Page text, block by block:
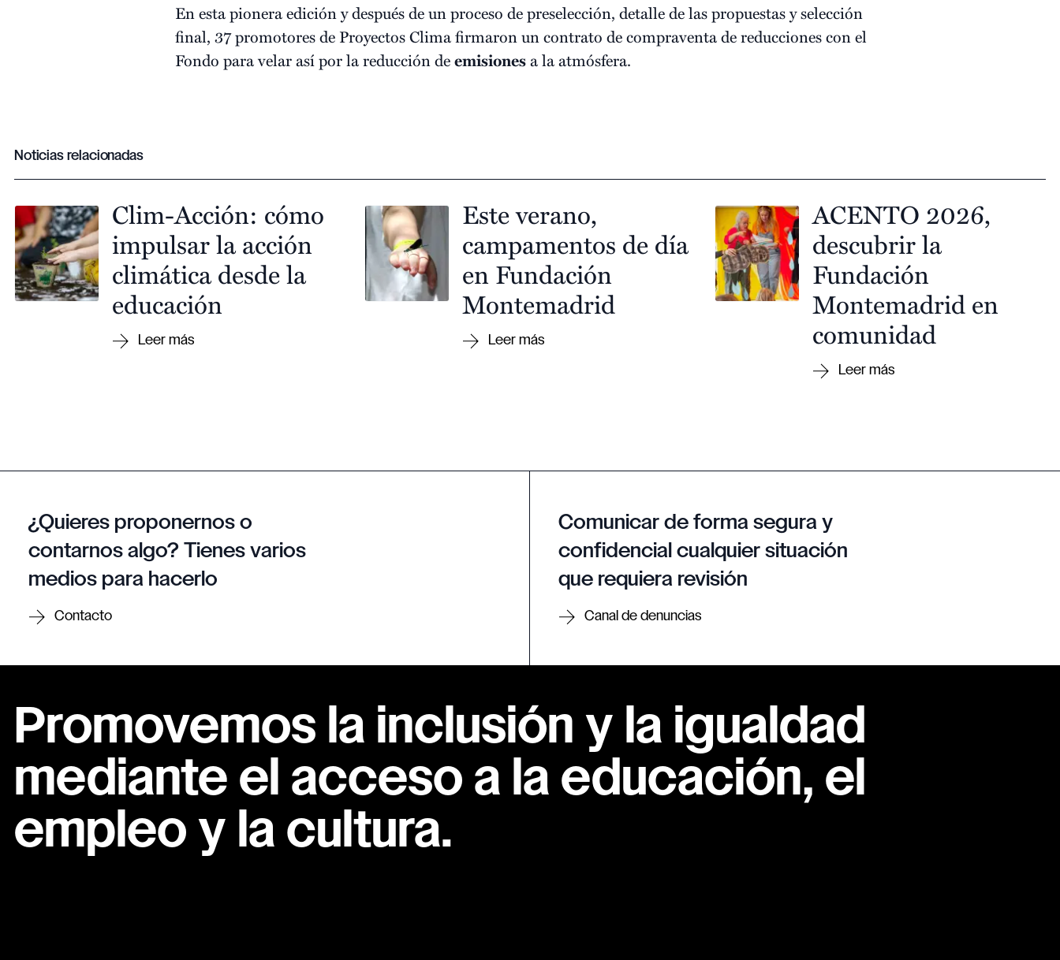
En esta pionera edición y después de un proceso de preselección, detalle de las propuestas y selección
final, 37 promotores de Proyectos Clima firmaron un contrato de compraventa de reducciones con el
Fondo para velar así por la reducción deemisionesa la atmósfera.
Noticias relacionadas
Clim-Acción: cómo
impulsar la acción
climática desde la
educación
Este verano,
campamentos de día
en Fundación
Montemadrid
ACENTO 2026,
descubrir la
Fundación
Montemadrid en
comunidad
¿Quieres proponernos o
contarnos algo? Tienes varios
medios para hacerlo
Contacto
Comunicar de forma segura y
confidencial cualquier situación
que requiera revisión
Canal de denuncias
Promovemos la inclusión y la igualdad
mediante el acceso a la educación, el
empleo y la cultura.